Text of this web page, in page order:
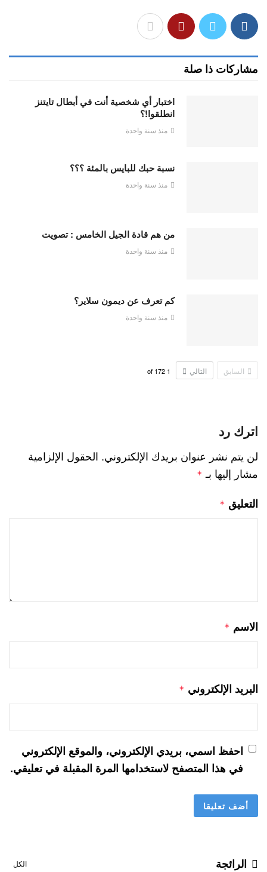
مشاركات ذا صلة
اختبار أي شخصية أنت في أبطال تايتنز
انطلقوا!؟
منذ سنة واحدة
نسبة حبك للبايس بالمئة ؟؟؟
منذ سنة واحدة
من هم قادة الجيل الخامس : تصويت
منذ سنة واحدة
كم تعرف عن ديمون سلاير؟
منذ سنة واحدة
السابق التالي 1
172
اترك رد
لن يتم نشر عنوان بريدك الإلكتروني. الحقول الإلزامية
مشار إليها بـ *
التعليق *
الاسم *
البريد الإلكتروني *
احفظ اسمي، بريدي الإلكتروني، والموقع الإلكتروني
في هذا المتصفح لاستخدامها المرة المقبلة في تعليقي.
الرائجة الكل